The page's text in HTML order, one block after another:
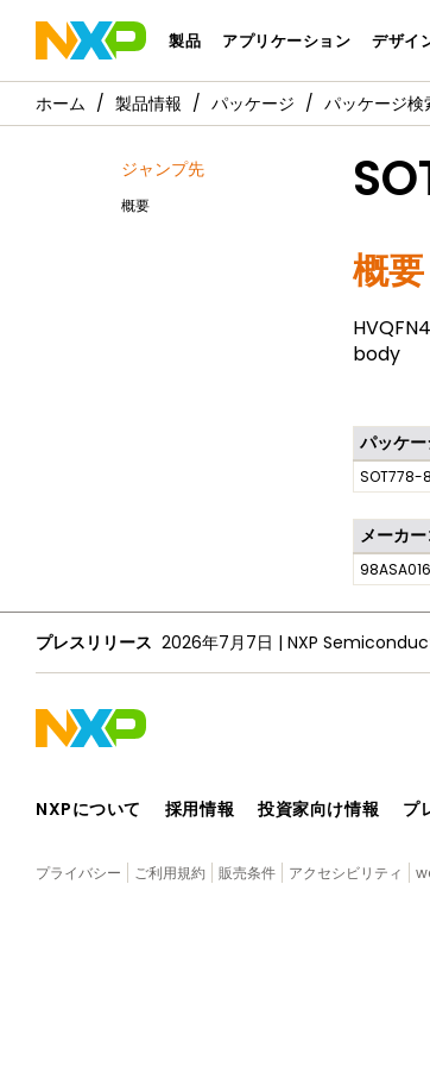
製品 アプリケーション デザイ
製品情報 パッケージ パッケージ検
ジャンプ先
概要
概要
body
パッケ
SOT778-
メーカ
プレスリリース 2026年7月7日 |
NXPについて 採用情報 投資家向け情報 プ
プライバシー ご利用規約 販売条件 アクセシビリティ